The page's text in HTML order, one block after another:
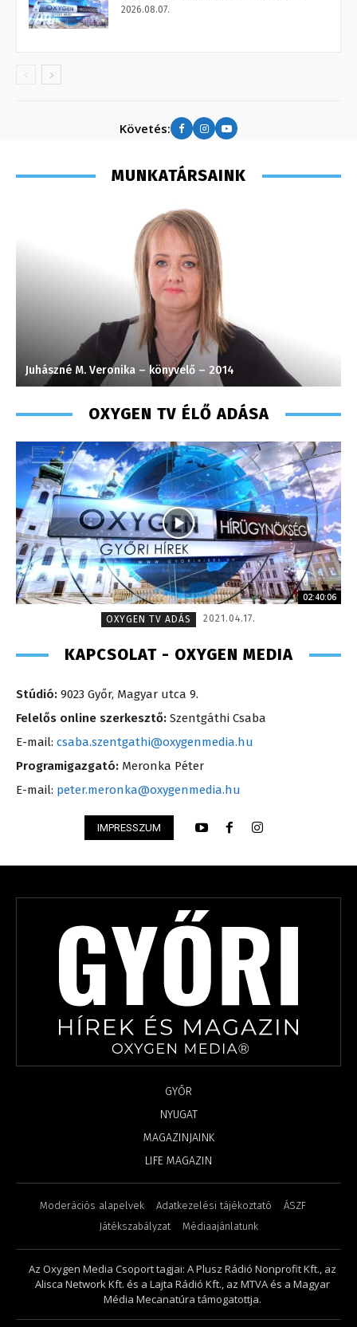
2026.08.07.
Követés:
MUNKATÁRSAINK
Varga László – operatőr-vágó – 2020
OXYGEN TV ÉLŐ ADÁSA
02:40:06
OXYGEN TV ADÁS
2021.04.17.
KAPCSOLAT - OXYGEN MEDIA
Stúdió: 9023 Győr, Magyar utca 9.
Felelős online szerkesztő: Szentgáthi Csaba
E-mail: csaba.szentgathi@oxygenmedia.hu
Programigazgató: Meronka Péter
E-mail: peter.meronka@oxygenmedia.hu
IMPRESSZUM
GYŐR
NYUGAT
MAGAZINJAINK
LIFE MAGAZIN
Moderációs alapelvek Adatkezelési tájékoztató
ÁSZF
Játékszabályzat
Médiaajánlatunk
Az Oxygen Media Csoport tagjai: A Plusz Rádió Nonprofit Kft., az
Alisca Network Kft. és a Lajta Rádió Kft., az MTVA és a Magyar
Média Mecanatúra támogatottja.